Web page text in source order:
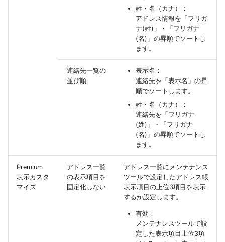
姓・名（カナ）：
アドレス情報を「フリガ
ナ(姓)」・「フリガナ
(名)」の昇順でソートし
ます。
連絡先一覧の
並び順
表示名：
連絡先を「表示名」の昇
順でソートします。
姓・名（カナ）：
連絡先を「フリガナ
(姓)」・「フリガナ
(名)」の昇順でソートし
ます。
Premium
表示カスタ
マイズ
アドレス一覧
の表示項目を
固定化しない
アドレス一覧にメンテナンス
ツールで設定したアドレス帳
表示項目の上位3項目を表示
するか設定します。
有効：
メンテナンスツールで設
定した表示項目上位3項